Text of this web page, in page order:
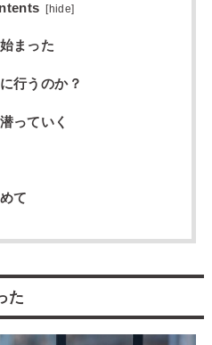
[hide]
まった
行うのか？
っていく
て
た